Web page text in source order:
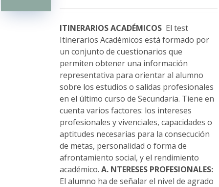
en
la
página
de
producto
ITINERARIOS ACADÉMICOS El test
Itinerarios Académicos está formado por
un conjunto de cuestionarios que
permiten obtener una información
representativa para orientar al alumno
sobre los estudios o salidas profesionales
en el último curso de Secundaria. Tiene en
cuenta varios factores: los intereses
profesionales y vivenciales, capacidades o
aptitudes necesarias para la consecución
de metas, personalidad o forma de
afrontamiento social, y el rendimiento
académico. A. NTERESES PROFESIONALES:
El alumno ha de señalar el nivel de agrado